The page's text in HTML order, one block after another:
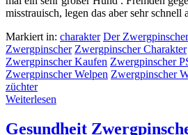
misstrauisch, legen das aber sehr schnell
Markiert in: charakter Der Zwergpinscher
Zwergpinscher Zwergpinscher Charakter
Zwergpinscher Kaufen Zwergpinscher
Zwergpinscher Welpen Zwergpinscher
züchter
Weiterlesen
Gesundheit